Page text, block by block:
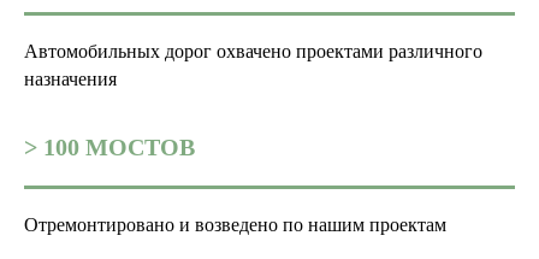
Автомобильных дорог охвачено проектами различного
назначения
> 100 МОСТОВ
Отремонтировано и возведено по нашим проектам